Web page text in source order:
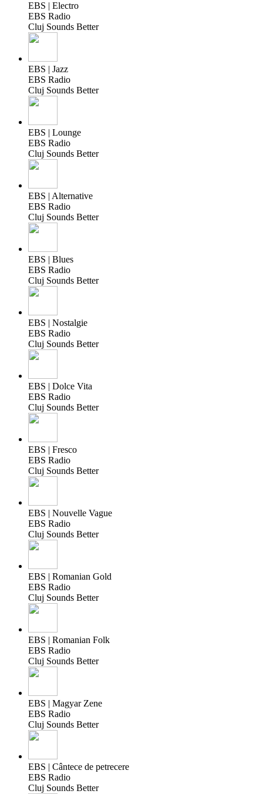
EBS | Electro
EBS Radio
Cluj Sounds Better
EBS | Jazz
EBS Radio
Cluj Sounds Better
EBS | Lounge
EBS Radio
Cluj Sounds Better
EBS | Alternative
EBS Radio
Cluj Sounds Better
EBS | Blues
EBS Radio
Cluj Sounds Better
EBS | Nostalgie
EBS Radio
Cluj Sounds Better
EBS | Dolce Vita
EBS Radio
Cluj Sounds Better
EBS | Fresco
EBS Radio
Cluj Sounds Better
EBS | Nouvelle Vague
EBS Radio
Cluj Sounds Better
EBS | Romanian Gold
EBS Radio
Cluj Sounds Better
EBS | Romanian Folk
EBS Radio
Cluj Sounds Better
EBS | Magyar Zene
EBS Radio
Cluj Sounds Better
EBS | Cântece de petrecere
EBS Radio
Cluj Sounds Better